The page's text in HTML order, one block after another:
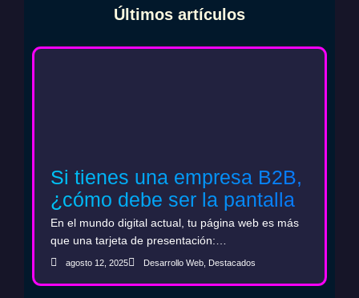
Últimos artículos
Si tienes una empresa B2B,
¿cómo debe ser la pantalla
de inicio de tu web?
En el mundo digital actual, tu página web es más
que una tarjeta de presentación:…
agosto 12, 2025 Desarrollo Web Destacados